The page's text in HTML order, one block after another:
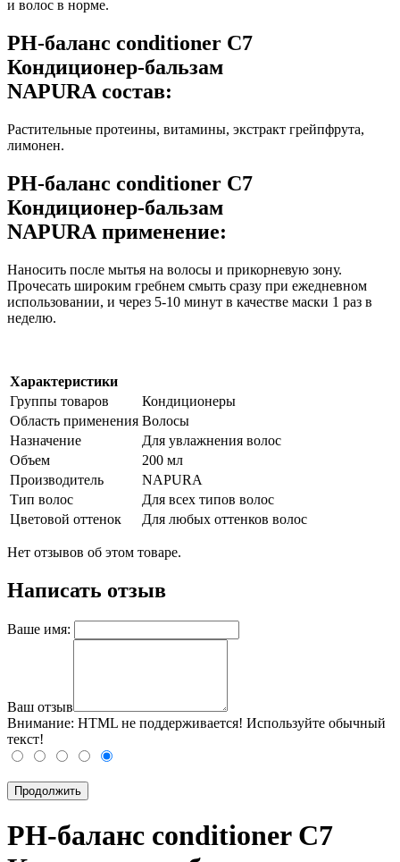
и волос в норме.
PH-баланс conditioner C7
Кондиционер-бальзам
NAPURA состав:
Растительные протеины, витамины, экстракт грейпфрута,
лимонен.
PH-баланс conditioner C7
Кондиционер-бальзам
NAPURA применение:
Наносить после мытья на волосы и прикорневую зону.
Прочесать широким гребнем смыть сразу при ежедневном
использовании, и через 5-10 минут в качестве маски 1 раз в
неделю.
Характеристики
Группы товаров
Кондиционеры
Область применения Волосы
Назначение
Для увлажнения волос
Объем
200 мл
Производитель
NAPURA
Тип волос
Для всех типов волос
Цветовой оттенок
Для любых оттенков волос
Нет отзывов об этом товаре.
Написать отзыв
Ваше имя:
Ваш отзыв
Внимание: HTML не поддерживается! Используйте обычный
текст!
Продолжить
PH-баланс conditioner C7